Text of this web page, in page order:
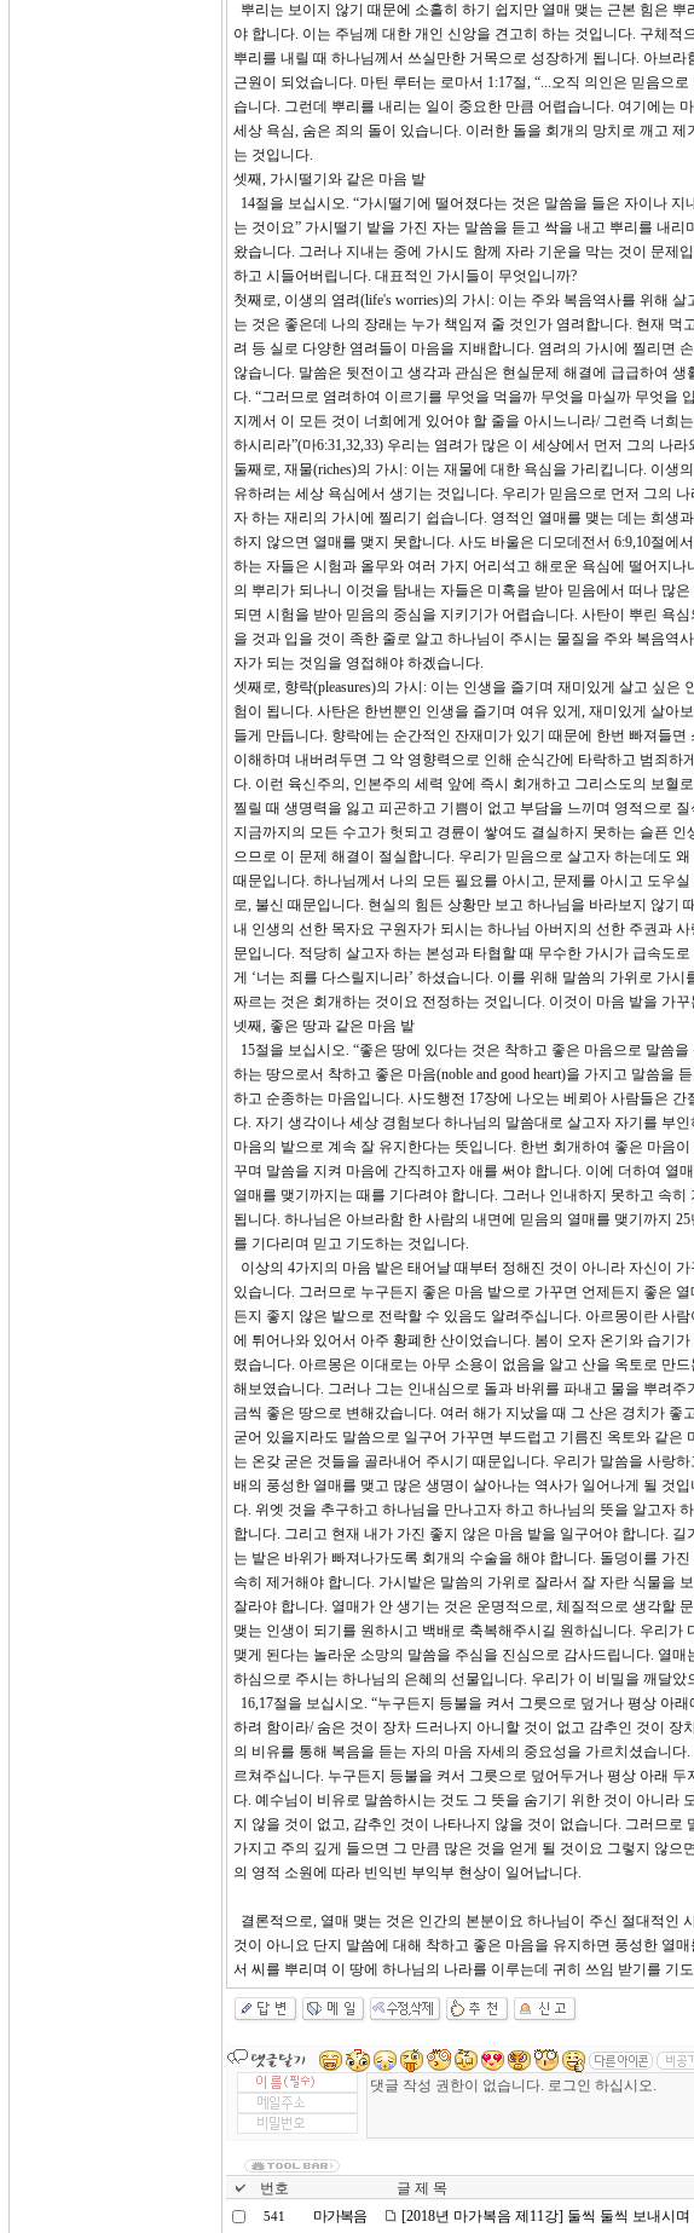
뿌리는 보이지 않기 때문에 소홀히 하기 쉽지만 열매 맺는 근본 힘은
야 합니다. 이는 주님께 대한 개인 신앙을 견고히 하는 것입니다. 구체
뿌리를 내릴 때 하나님께서 쓰실만한 거목으로 성장하게 됩니다. 아브
근원이 되었습니다. 마틴 루터는 로마서 1:17절, “...오직 의인은 믿음으
습니다. 그런데 뿌리를 내리는 일이 중요한 만큼 어렵습니다. 여기에는
세상 욕심, 숨은 죄의 돌이 있습니다. 이러한 돌을 회개의 망치로 깨고
는 것입니다.
셋째, 가시떨기와 같은 마음 밭
14절을 보십시오. “가시떨기에 떨어졌다는 것은 말씀을 들은 자이나
는 것이요” 가시떨기 밭을 가진 자는 말씀을 듣고 싹을 내고 뿌리를 내
왔습니다. 그러나 지내는 중에 가시도 함께 자라 기운을 막는 것이 문제
하고 시들어버립니다. 대표적인 가시들이 무엇입니까?
첫째로, 이생의 염려(life's worries)의 가시: 이는 주와 복음역사를 위해
는 것은 좋은데 나의 장래는 누가 책임져 줄 것인가 염려합니다. 현재
려 등 실로 다양한 염려들이 마음을 지배합니다. 염려의 가시에 찔리면
않습니다. 말씀은 뒷전이고 생각과 관심은 현실문제 해결에 급급하여
다. “그러므로 염려하여 이르기를 무엇을 먹을까 무엇을 마실까 무엇을
지께서 이 모든 것이 너희에게 있어야 할 줄을 아시느니라/ 그런즉 너희
하시리라”(마6:31,32,33) 우리는 염려가 많은 이 세상에서 먼저 그의 나
둘째로, 재물(riches)의 가시: 이는 재물에 대한 욕심을 가리킵니다. 이
유하려는 세상 욕심에서 생기는 것입니다. 우리가 믿음으로 먼저 그의
자 하는 재리의 가시에 찔리기 쉽습니다. 영적인 열매를 맺는 데는 희생
하지 않으면 열매를 맺지 못합니다. 사도 바울은 디모데전서 6:9,10절에
하는 자들은 시험과 올무와 여러 가지 어리석고 해로운 욕심에 떨어지
의 뿌리가 되나니 이것을 탐내는 자들은 미혹을 받아 믿음에서 떠나 많
되면 시험을 받아 믿음의 중심을 지키기가 어렵습니다. 사탄이 뿌린 욕
을 것과 입을 것이 족한 줄로 알고 하나님이 주시는 물질을 주와 복음역
자가 되는 것임을 영접해야 하겠습니다.
셋째로, 향락(pleasures)의 가시: 이는 인생을 즐기며 재미있게 살고 싶
험이 됩니다. 사탄은 한번뿐인 인생을 즐기며 여유 있게, 재미있게 살아
들게 만듭니다. 향락에는 순간적인 잔재미가 있기 때문에 한번 빠져들
이해하며 내버려두면 그 악 영향력으로 인해 순식간에 타락하고 범죄
다. 이런 육신주의, 인본주의 세력 앞에 즉시 회개하고 그리스도의 보혈
찔릴 때 생명력을 잃고 피곤하고 기쁨이 없고 부담을 느끼며 영적으로
지금까지의 모든 수고가 헛되고 경륜이 쌓여도 결실하지 못하는 슬픈
으므로 이 문제 해결이 절실합니다. 우리가 믿음으로 살고자 하는데도
때문입니다. 하나님께서 나의 모든 필요를 아시고, 문제를 아시고 도우
로, 불신 때문입니다. 현실의 힘든 상황만 보고 하나님을 바라보지 않기
내 인생의 선한 목자요 구원자가 되시는 하나님 아버지의 선한 주권과
문입니다. 적당히 살고자 하는 본성과 타협할 때 무수한 가시가 급속도
게 ‘너는 죄를 다스릴지니라’ 하셨습니다. 이를 위해 말씀의 가위로 가
짜르는 것은 회개하는 것이요 전정하는 것입니다. 이것이 마음 밭을 가
넷째, 좋은 땅과 같은 마음 밭
15절을 보십시오. “좋은 땅에 있다는 것은 착하고 좋은 마음으로 말씀
하는 땅으로서 착하고 좋은 마음(noble and good heart)을 가지고 말씀
하고 순종하는 마음입니다. 사도행전 17장에 나오는 베뢰아 사람들은
다. 자기 생각이나 세상 경험보다 하나님의 말씀대로 살고자 자기를 부
마음의 밭으로 계속 잘 유지한다는 뜻입니다. 한번 회개하여 좋은 마음
꾸며 말씀을 지켜 마음에 간직하고자 애를 써야 합니다. 이에 더하여 열
열매를 맺기까지는 때를 기다려야 합니다. 그러나 인내하지 못하고 속
됩니다. 하나님은 아브라함 한 사람의 내면에 믿음의 열매를 맺기까지
를 기다리며 믿고 기도하는 것입니다.
이상의 4가지의 마음 밭은 태어날 때부터 정해진 것이 아니라 자신이
있습니다. 그러므로 누구든지 좋은 마음 밭으로 가꾸면 언제든지 좋은
든지 좋지 않은 밭으로 전락할 수 있음도 알려주십니다. 아르몽이란 사
에 튀어나와 있어서 아주 황폐한 산이었습니다. 봄이 오자 온기와 습기
렸습니다. 아르몽은 이대로는 아무 소용이 없음을 알고 산을 옥토로 만
해보였습니다. 그러나 그는 인내심으로 돌과 바위를 파내고 물을 뿌려
금씩 좋은 땅으로 변해갔습니다. 여러 해가 지났을 때 그 산은 경치가
굳어 있을지라도 말씀으로 일구어 가꾸면 부드럽고 기름진 옥토와 같
는 온갖 굳은 것들을 골라내어 주시기 때문입니다. 우리가 말씀을 사랑
배의 풍성한 열매를 맺고 많은 생명이 살아나는 역사가 일어나게 될 것
다. 위엣 것을 추구하고 하나님을 만나고자 하고 하나님의 뜻을 알고자
합니다. 그리고 현재 내가 가진 좋지 않은 마음 밭을 일구어야 합니다.
는 밭은 바위가 빠져나가도록 회개의 수술을 해야 합니다. 돌덩이를 가
속히 제거해야 합니다. 가시밭은 말씀의 가위로 잘라서 잘 자란 식물을
잘라야 합니다. 열매가 안 생기는 것은 운명적으로, 체질적으로 생각할
맺는 인생이 되기를 원하시고 백배로 축복해주시길 원하십니다. 우리
맺게 된다는 놀라운 소망의 말씀을 주심을 진심으로 감사드립니다. 열
하심으로 주시는 하나님의 은혜의 선물입니다. 우리가 이 비밀을 깨달
16,17절을 보십시오. “누구든지 등불을 켜서 그릇으로 덮거나 평상 아
하려 함이라/ 숨은 것이 장차 드러나지 아니할 것이 없고 감추인 것이
의 비유를 통해 복음을 듣는 자의 마음 자세의 중요성을 가르치셨습니
르쳐주십니다. 누구든지 등불을 켜서 그릇으로 덮어두거나 평상 아래
다. 예수님이 비유로 말씀하시는 것도 그 뜻을 숨기기 위한 것이 아니라
지 않을 것이 없고, 감추인 것이 나타나지 않을 것이 없습니다. 그러므
가지고 주의 깊게 들으면 그 만큼 많은 것을 얻게 될 것이요 그렇지 않
의 영적 소원에 따라 빈익빈 부익부 현상이 일어납니다.
결론적으로, 열매 맺는 것은 인간의 본분이요 하나님이 주신 절대적인
것이 아니요 단지 말씀에 대해 착하고 좋은 마음을 유지하면 풍성한 열
서 씨를 뿌리며 이 땅에 하나님의 나라를 이루는데 귀히 쓰임 받기를 기
번호 글 제 목
541 마가복음 [2018년 마가복음 제11강] 둘씩 둘씩 보내시며